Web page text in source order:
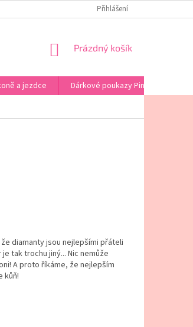
OBCHODNÍ PODMÍNKYPřihlášení
NÁKUPNÍ
Prázdný košík
a jezdce
Dárkové poukazy Pink Horse
diamanty jsou nejlepšími přáteli
tak trochu jiný... Nic nemůže
A proto říkáme, že nejlepším
kůň!